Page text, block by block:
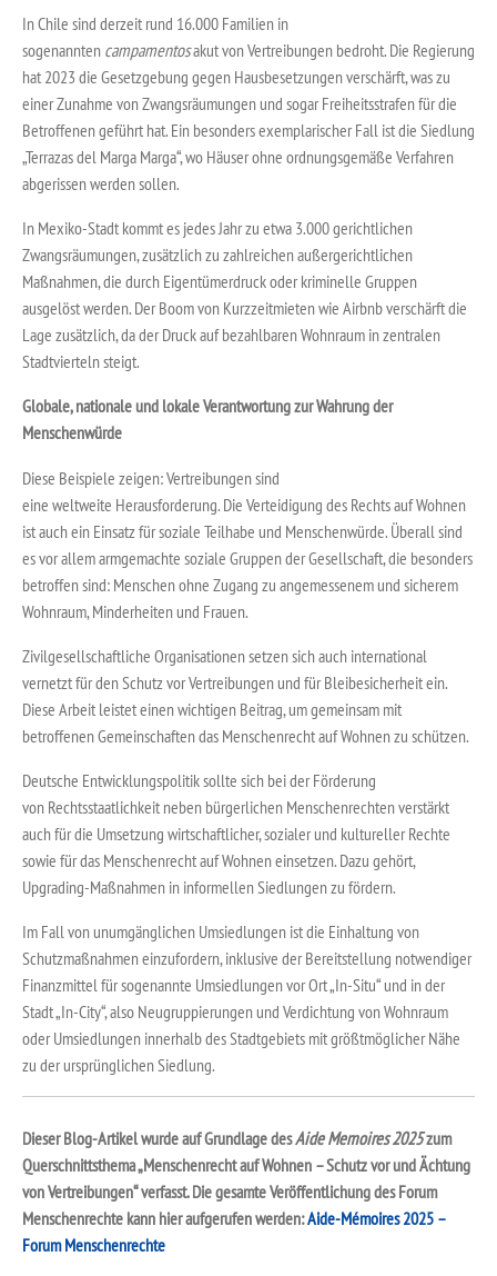
In Chile sind derzeit rund 16.000 Familien in
sogenannten campamentosakut von Vertreibungen bedroht. Die Regierung
hat 2023 die Gesetzgebung gegen Hausbesetzungen verschärft, was zu
einer Zunahme von Zwangsräumungen und sogar Freiheitsstrafen für die
Betroffenen geführt hat. Ein besonders exemplarischer Fall ist die Siedlung
„Terrazas del Marga Marga“, wo Häuser ohne ordnungsgemäße Verfahren
abgerissen werden sollen.
In Mexiko-Stadt kommt es jedes Jahr zu etwa 3.000 gerichtlichen
Zwangsräumungen, zusätzlich zu zahlreichen außergerichtlichen
Maßnahmen, die durch Eigentümerdruck oder kriminelle Gruppen
ausgelöst werden. Der Boom von Kurzzeitmieten wie Airbnb verschärft die
Lage zusätzlich, da der Druck auf bezahlbaren Wohnraum in zentralen
Stadtvierteln steigt.
Globale, nationale und lokale Verantwortung zur Wahrung der
Menschenwürde
Diese Beispiele zeigen: Vertreibungen sind
eine weltweite Herausforderung. Die Verteidigung des Rechts auf Wohnen
ist auch ein Einsatz für soziale Teilhabe und Menschenwürde. Überall sind
es vor allem armgemachte soziale Gruppen der Gesellschaft, die besonders
betroffen sind: Menschen ohne Zugang zu angemessenem und sicherem
Wohnraum, Minderheiten und Frauen.
Zivilgesellschaftliche Organisationen setzen sich auch international
vernetzt für den Schutz vor Vertreibungen und für Bleibesicherheit ein.
Diese Arbeit leistet einen wichtigen Beitrag, um gemeinsam mit
betroffenen Gemeinschaften das Menschenrecht auf Wohnen zu schützen.
Deutsche Entwicklungspolitik sollte sich bei der Förderung
von Rechtsstaatlichkeit neben bürgerlichen Menschenrechten verstärkt
auch für die Umsetzung wirtschaftlicher, sozialer und kultureller Rechte
sowie für das Menschenrecht auf Wohnen einsetzen. Dazu gehört,
Upgrading-Maßnahmen in informellen Siedlungen zu fördern.
Im Fall von unumgänglichen Umsiedlungen ist die Einhaltung von
Schutzmaßnahmen einzufordern, inklusive der Bereitstellung notwendiger
Finanzmittel für sogenannte Umsiedlungen vor Ort „In-Situ“ und in der
Stadt „In-City“, also Neugruppierungen und Verdichtung von Wohnraum
oder Umsiedlungen innerhalb des Stadtgebiets mit größtmöglicher Nähe
zu der ursprünglichen Siedlung.
Dieser Blog-Artikel wurde auf Grundlage desAide Memoires 2025zum
Querschnittsthema „Menschenrecht auf Wohnen – Schutz vor und Ächtung
von Vertreibungen“ verfasst. Die gesamte Veröffentlichung des Forum
Menschenrechte kann hier aufgerufen werden:Aide-Mémoires 2025 –
Forum Menschenrechte